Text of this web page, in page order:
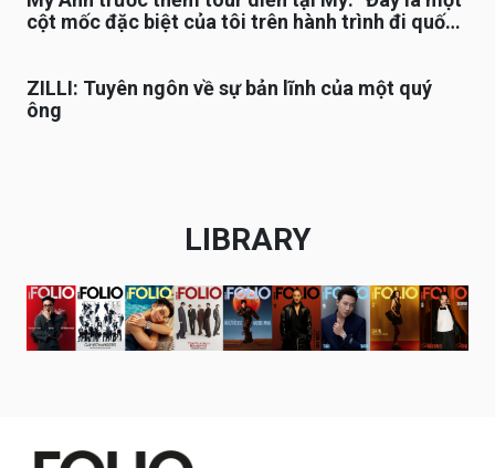
cột mốc đặc biệt của tôi trên hành trình đi quốc
ZILLI: Tuyên ngôn về sự bản lĩnh của một quý
ông
LIBRARY